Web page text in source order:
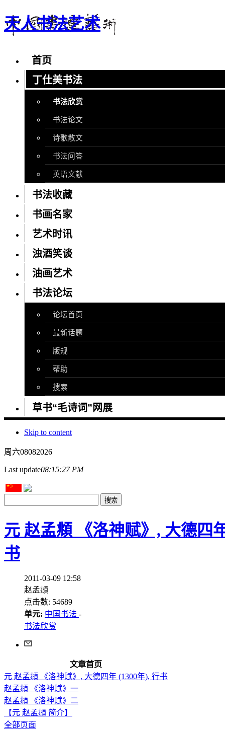
天人书法艺术
首页
丁仕美书法
书法欣赏
书法论文
诗歌散文
书法问答
英语文献
书法收藏
书画名家
艺术时讯
浊酒笑谈
油画艺术
书法论坛
论坛首页
最新话题
版规
帮助
搜索
草书“毛诗词”网展
Skip to content
周六08082026
Last update08:15:27 PM
元 赵孟頫 《洛神赋》, 大德四
书
2011-03-09 12:58
赵孟頫
点击数: 54689
单元: 中国书法 -
书法欣赏
文章首页
元 赵孟頫 《洛神赋》, 大德四年 (1300年), 行书
赵孟頫 《洛神赋》一
赵孟頫 《洛神赋》二
【元 赵孟頫 简介】
全部页面